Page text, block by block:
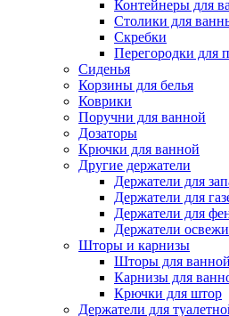
Контейнеры для
Столики для
Скребки
Перегородки для
Сиденья
Корзины для белья
Коврики
Поручни для ванной
Дозаторы
Крючки для ванной
Другие держатели
Держатели для
Держатели для
Держатели для
Держатели
Шторы и карнизы
Шторы для ванной
Карнизы для
Крючки для штор
Держатели для